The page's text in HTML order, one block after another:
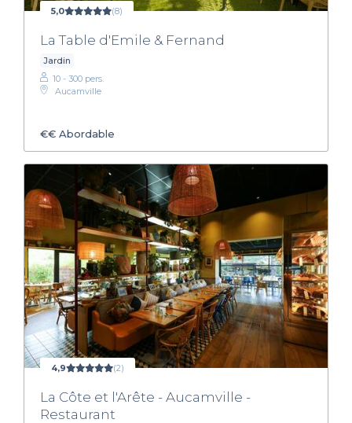
5,0 (8)
La Table d'Emile & Fernand
Jardin
10 - 300 pers.
Aucamville
€€ Abordable
4,9 (2)
La Côte et l'Arête - Aucamville -
Restaurant